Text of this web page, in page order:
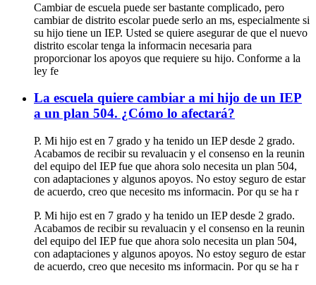
Cambiar de escuela puede ser bastante complicado, pero
cambiar de distrito escolar puede serlo an ms, especialmente si
su hijo tiene un IEP. Usted se quiere asegurar de que el nuevo
distrito escolar tenga la informacin necesaria para
proporcionar los apoyos que requiere su hijo. Conforme a la
ley fe
La escuela quiere cambiar a mi hijo de un IEP
a un plan 504. ¿Cómo lo afectará?
P. Mi hijo est en 7 grado y ha tenido un IEP desde 2 grado.
Acabamos de recibir su revaluacin y el consenso en la reunin
del equipo del IEP fue que ahora solo necesita un plan 504,
con adaptaciones y algunos apoyos. No estoy seguro de estar
de acuerdo, creo que necesito ms informacin. Por qu se ha r
P. Mi hijo est en 7 grado y ha tenido un IEP desde 2 grado.
Acabamos de recibir su revaluacin y el consenso en la reunin
del equipo del IEP fue que ahora solo necesita un plan 504,
con adaptaciones y algunos apoyos. No estoy seguro de estar
de acuerdo, creo que necesito ms informacin. Por qu se ha r